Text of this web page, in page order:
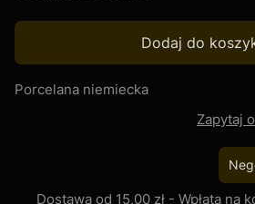
Dodaj do
Porcelana niemiecka
Zapytaj
Dostawa od 15,00 zł - Wpłata na